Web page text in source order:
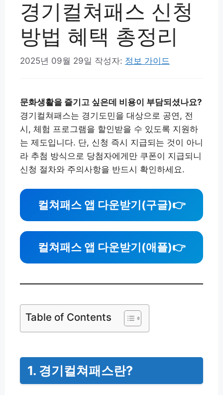
경기컬쳐패스 신청
방법 혜택 총정리
2025년 09월 29일 작성자: 정보 가이드
문화생활을 즐기고 싶은데 비용이 부담되셨나요?
경기컬쳐패스는 경기도민을 대상으로 공연, 전
시, 체험 프로그램을 할인받을 수 있도록 지원하
는 제도입니다. 단, 신청 즉시 지급되는 것이 아니
라 추첨 방식으로 당첨자에게만 쿠폰이 지급되니
신청 절차와 주의사항을 반드시 확인하세요.
컬쳐패스 앱 다운받기(구글)👉
컬쳐패스 앱 다운받기(애플)👉
Table of Contents
1. 경기컬쳐패스란?